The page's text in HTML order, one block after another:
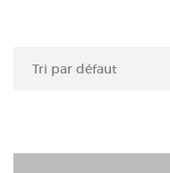
Tri par défaut